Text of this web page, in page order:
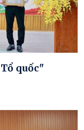
quốc"